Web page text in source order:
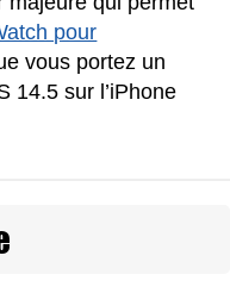
pour
vous portez un
14.5 sur l’iPhone